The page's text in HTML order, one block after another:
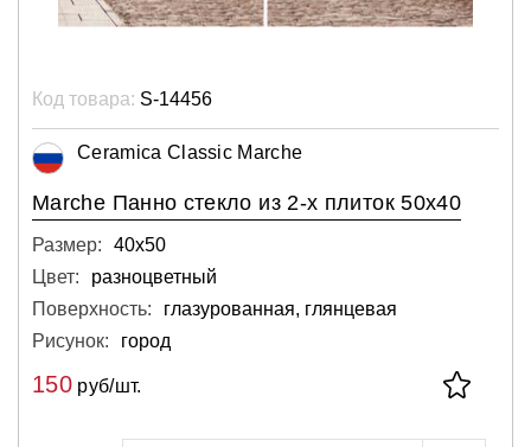
Код товара: S-14456
Ceramica Classic Marche
Marche Панно стекло из 2-х плиток 50х40
Размер:
40х50
Цвет:
разноцветный
Поверхность:
глазурованная, глянцевая
Рисунок:
город
150руб/шт.